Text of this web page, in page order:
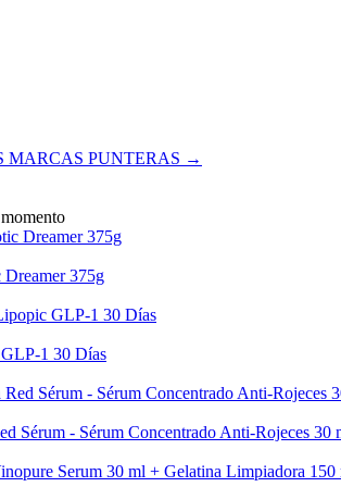
MARCAS PUNTERAS →
375g
1 30 Días
Sérum - Sérum Concentrado Anti-Rojeces 30